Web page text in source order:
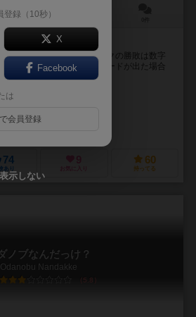
30分
海外版
ードを出しますが、トリックの勝敗は数字
り札は無し。同じ数字のカードが出た場合
トリックの勝者は場に...
）
74
あり お気に入り
60
持ってる
ノブなんだっけ？
Odanobu Nandakke
5.8
登録（10秒）
X
Facebook
は
会員登録
示しない